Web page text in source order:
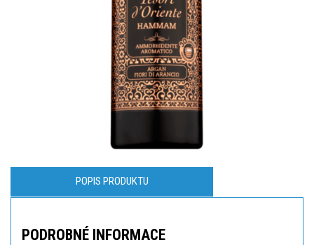
POPIS PRODUKTU
PODROBNÉ INFORMACE